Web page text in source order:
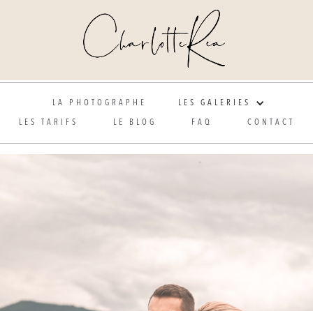
LA PHOTOGRAPHE LES GALERIES
LES TARIFS LE BLOG FAQ CONTACT